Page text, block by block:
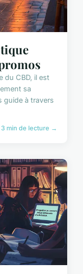
du CBD, il est
sa
guide à travers
3 min de lecture →